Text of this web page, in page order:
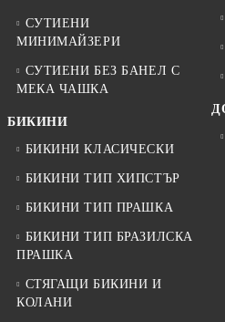
СУТИЕНИ
МИНИМАЙЗЕРИ
СУТИЕНИ БЕЗ БАНЕЛ С
МЕКА ЧАШКА
БИКИНИ
БИКИНИ КЛАСИЧЕСКИ
БИКИНИ ТИП ХИПСТЪР
БИКИНИ ТИП ПРАШКА
БИКИНИ ТИП БРАЗИЛСКА
ПРАШКА
СТЯГАЩИ БИКИНИ И
КОЛАНИ